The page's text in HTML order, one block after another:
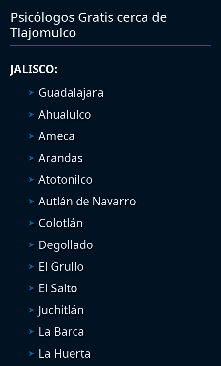
Psicólogos Gratis cerca de
Tlajomulco
JALISCO:
Guadalajara
Ahualulco
Ameca
Arandas
Atotonilco
Autlán de Navarro
Colotlán
Degollado
El Grullo
El Salto
Juchitlán
La Barca
La Huerta